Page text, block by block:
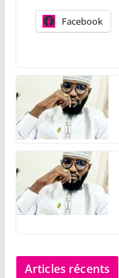
Facebook
Articles récents